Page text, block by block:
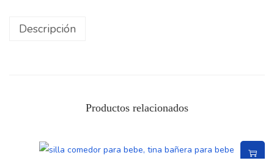
Descripción
Productos relacionados